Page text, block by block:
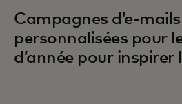
Campagnes d’e-mails
personnalisées pour
d’année pour